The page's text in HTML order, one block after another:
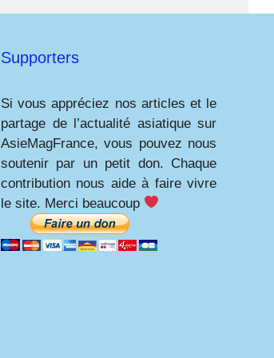
Supporters
Si vous appréciez nos articles et le
partage de l’actualité asiatique sur
AsieMagFrance, vous pouvez nous
soutenir par un petit don. Chaque
contribution nous aide à faire vivre
le site. Merci beaucoup